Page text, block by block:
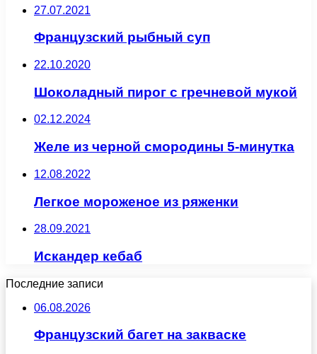
27.07.2021
Французский рыбный суп
22.10.2020
Шоколадный пирог с гречневой мукой
02.12.2024
Желе из черной смородины 5-минутка
12.08.2022
Легкое мороженое из ряженки
28.09.2021
Искандер кебаб
Последние записи
06.08.2026
Французский багет на закваске